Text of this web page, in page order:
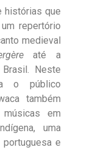
histórias que
repertório
medieval
até a
Neste
o público
também
em
uma
e